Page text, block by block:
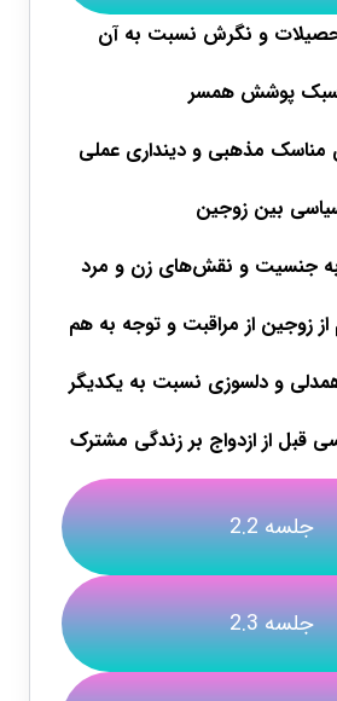
و نگرش نسبت به آن
سبک پوشش همسر
مناسک مذهبی و دینداری عملی
بین زوجین
جنسیت و نقش‌های زن و مرد
زوجین از مراقبت و توجه به هم
و دلسوزی نسبت به یکدیگر
قبل از ازدواج بر زندگی مشترک
جلسه 2.2
جلسه 2.3